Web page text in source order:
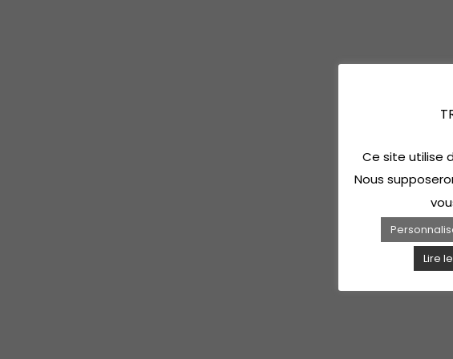
Ce site utilise
Nous
Lire